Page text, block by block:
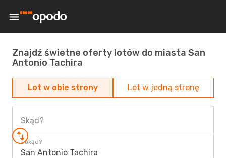
Znajdź świetne oferty lotów do miasta San
Antonio Tachira
Lot w obie strony Lot w jedną stronę
Skąd?
Dokąd?
San Antonio Tachira